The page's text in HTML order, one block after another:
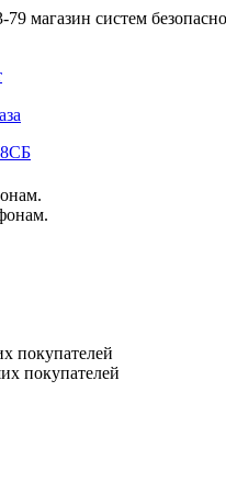
магазин систем
покупателей